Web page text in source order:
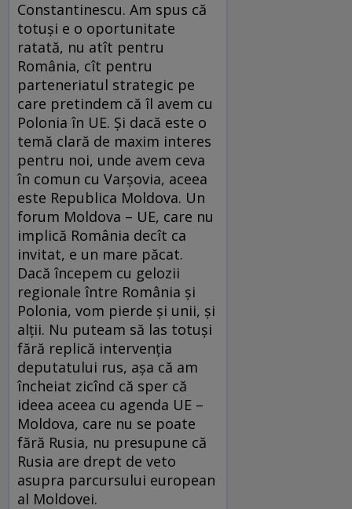
Constantinescu. Am spus că
totuşi e o oportunitate
ratată, nu atît pentru
România, cît pentru
parteneriatul strategic pe
care pretindem că îl avem cu
Polonia în UE. Şi dacă este o
temă clară de maxim interes
pentru noi, unde avem ceva
în comun cu Varşovia, aceea
este Republica Moldova. Un
forum Moldova – UE, care nu
implică România decît ca
invitat, e un mare păcat.
Dacă începem cu gelozii
regionale între România şi
Polonia, vom pierde şi unii, şi
alţii. Nu puteam să las totuşi
fără replică intervenţia
deputatului rus, aşa că am
încheiat zicînd că sper că
ideea aceea cu agenda UE –
Moldova, care nu se poate
fără Rusia, nu presupune că
Rusia are drept de veto
asupra parcursului european
al Moldovei.